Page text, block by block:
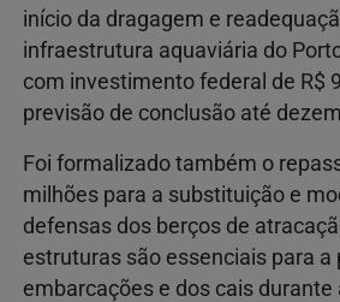
início da dragagem e
infraestrutura aquaviária do
com investimento federal de R$
previsão de conclusão até
Foi formalizado também o
milhões para a substituição e
defensas dos berços de
estruturas são essenciais para a
embarcações e dos cais durante